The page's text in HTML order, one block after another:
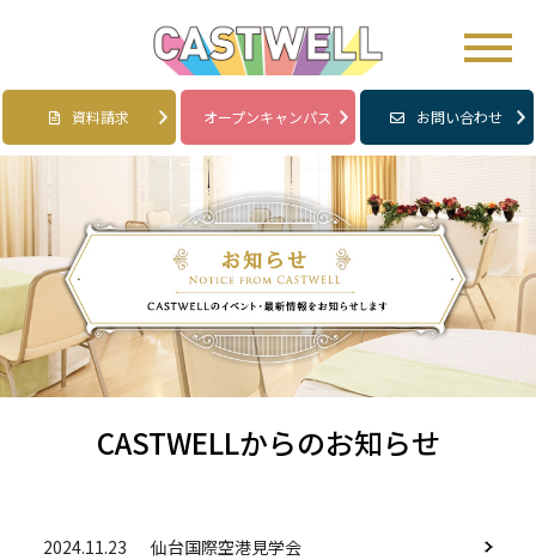
資料請求 オープンキャンパス お問い合わせ
CASTWELLからのお知らせ
2024.11.23 仙台国際空港見学会